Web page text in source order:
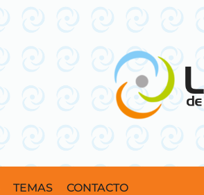
TEMAS CONTACTO